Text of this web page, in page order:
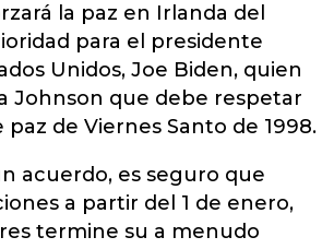
la paz en Irlanda del
para el presidente
Unidos, Joe Biden, quien
Johnson que debe respetar
de Viernes Santo de 1998.
acuerdo, es seguro que
a partir del 1 de enero,
termine su a menudo